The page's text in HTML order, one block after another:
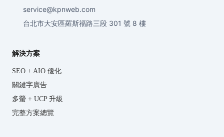
service@kpnweb.com
台北市大安區羅斯福路三段 301 號 8 樓
解決方案
SEO + AIO 優化
關鍵字廣告
多螢 + UCP 升級
完整方案總覽